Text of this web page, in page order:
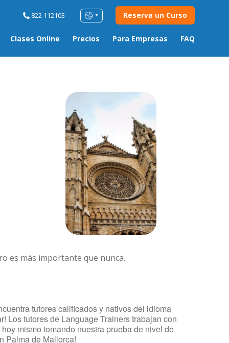
Clases Online Precios Para Empresas FAQ
822 112103 Reserva un Curso
es más importante que nunca.
tutores calificados y nativos del idioma
Los tutores de Language Trainers trabajan con
mismo tomando nuestra prueba de nivel de
Palma de Mallorca!